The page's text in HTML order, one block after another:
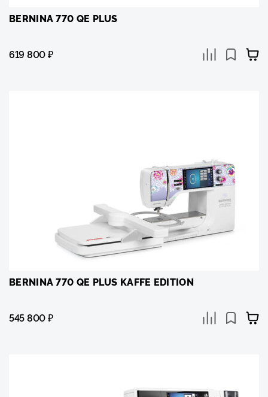
BERNINA 770 QE PLUS
619 800₽
BERNINA 770 QE PLUS KAFFE EDITION
545 800₽